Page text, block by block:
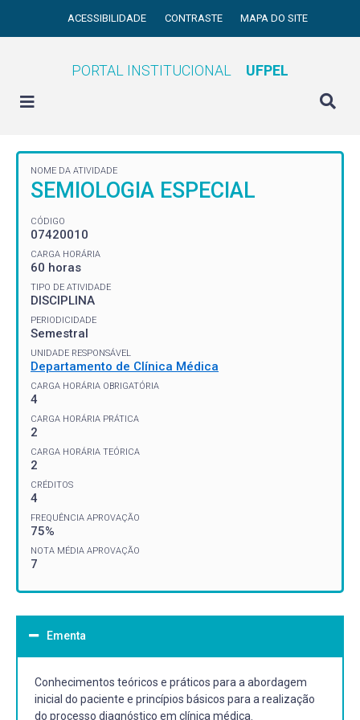
ACESSIBILIDADE CONTRASTE MAPA DO SITE
PORTAL INSTITUCIONAL UFPEL
NOME DA ATIVIDADE
SEMIOLOGIA ESPECIAL
CÓDIGO
07420010
CARGA HORÁRIA
60 horas
TIPO DE ATIVIDADE
DISCIPLINA
PERIODICIDADE
Semestral
UNIDADE RESPONSÁVEL
Departamento de Clínica Médica
CARGA HORÁRIA OBRIGATÓRIA
4
CARGA HORÁRIA PRÁTICA
2
CARGA HORÁRIA TEÓRICA
2
CRÉDITOS
4
FREQUÊNCIA APROVAÇÃO
75%
NOTA MÉDIA APROVAÇÃO
7
Ementa
Conhecimentos teóricos e práticos para a abordagem
inicial do paciente e princípios básicos para a realização
do processo diagnóstico em clínica médica.